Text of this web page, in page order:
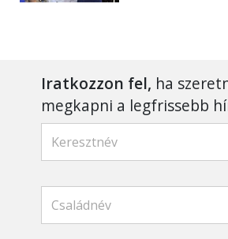
Iratkozzon fel, ha
megkapni a legfrissebb